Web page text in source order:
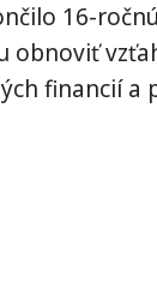
16-
obnoviť
financií a